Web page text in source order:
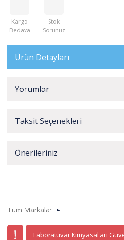
Kargo
Bedava
Stok
Sorunuz
Ürün Detayları
Yorumlar
Taksit Seçenekleri
Önerileriniz
Tüm Markalar
Laboratuvar Kimyasalları